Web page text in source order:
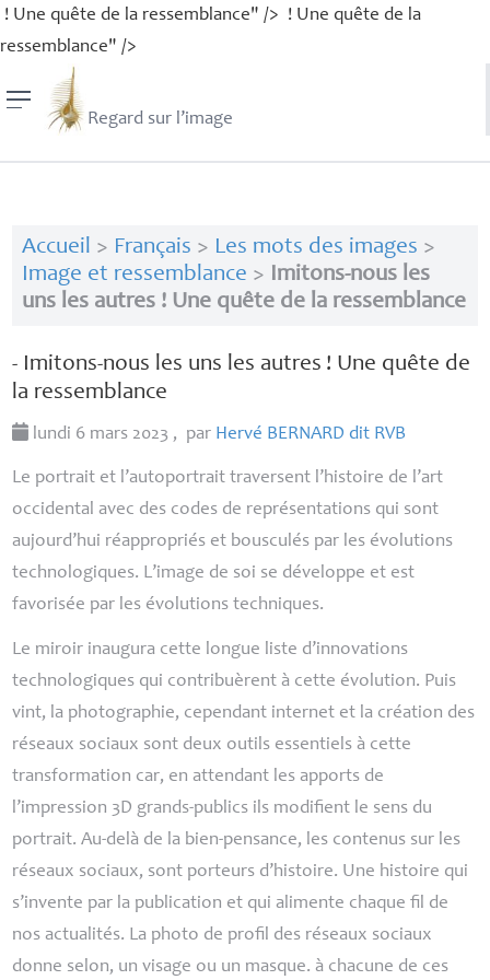
! Une quête de la ressemblance" /> ! Une quête de la
ressemblance" />
Regard sur l’image
Accueil > Français > Les mots des images >
Image et ressemblance > Imitons-nous les
uns les autres ! Une quête de la ressemblance
- Imitons-nous les uns les autres ! Une quête de
la ressemblance
lundi 6 mars 2023 , par Hervé BERNARD dit RVB
Le portrait et l’autoportrait traversent l’histoire de l’art
occidental avec des codes de représentations qui sont
aujourd’hui réappropriés et bousculés par les évolutions
technologiques. L’image de soi se développe et est
favorisée par les évolutions techniques.
Le miroir inaugura cette longue liste d’innovations
technologiques qui contribuèrent à cette évolution. Puis
vint, la photographie, cependant internet et la création des
réseaux sociaux sont deux outils essentiels à cette
transformation car, en attendant les apports de
l’impression 3D grands-publics ils modifient le sens du
portrait. Au-delà de la bien-pensance, les contenus sur les
réseaux sociaux, sont porteurs d’histoire. Une histoire qui
s’invente par la publication et qui alimente chaque fil de
nos actualités. La photo de profil des réseaux sociaux
donne selon, un visage ou un masque. à chacune de ces